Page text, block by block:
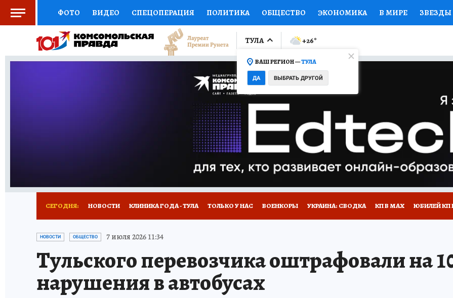
ФОТО ВИДЕО СПЕЦОПЕРАЦИЯ ПОЛИТИКА ОБЩЕСТВО ЭКОНОМИКА В МИРЕ ЗВЕЗДЫ
СОЦПОДДЕРЖКА НАУКА СПОРТ КОЛУМНИСТЫ ПРОИСШЕСТВИЯ НАЦИОНАЛЬНЫЕ
ВЫБОР ЭКСПЕРТОВ ДОКТОР ФИНАНСЫ ОТКРЫВАЕМ МИР СЕМЬЯ ЖЕНСКИЕ
ПРОГНОЗЫ НА СПОРТ ПРОМОКОДЫ СЕРИАЛЫ
ТЕЛЕВИЗОР КОЛЛЕКЦИИ КОНКУРСЫ
НОВОЕ НА САЙТЕ
ТУЛА
ВАШ РЕГИОН —ТУЛА
ДА ВЫБРАТЬ ДРУГОЙ
+26°
СЕГОДНЯ: НОВОСТИ КЛИНИКА ГОДА - ТУЛА ТОЛЬКО У НАС ВОЕНКОРЫ УКРАИНА: СВОДКА КП В МАХ ЮБИЛЕЙ КП
ЗАПОВЕДНАЯ РОССИЯ
НОВОСТИ ОБЩЕСТВО 7 июля 2026 11:34
Тульского перевозчика оштрафовали на
нарушения в автобусах